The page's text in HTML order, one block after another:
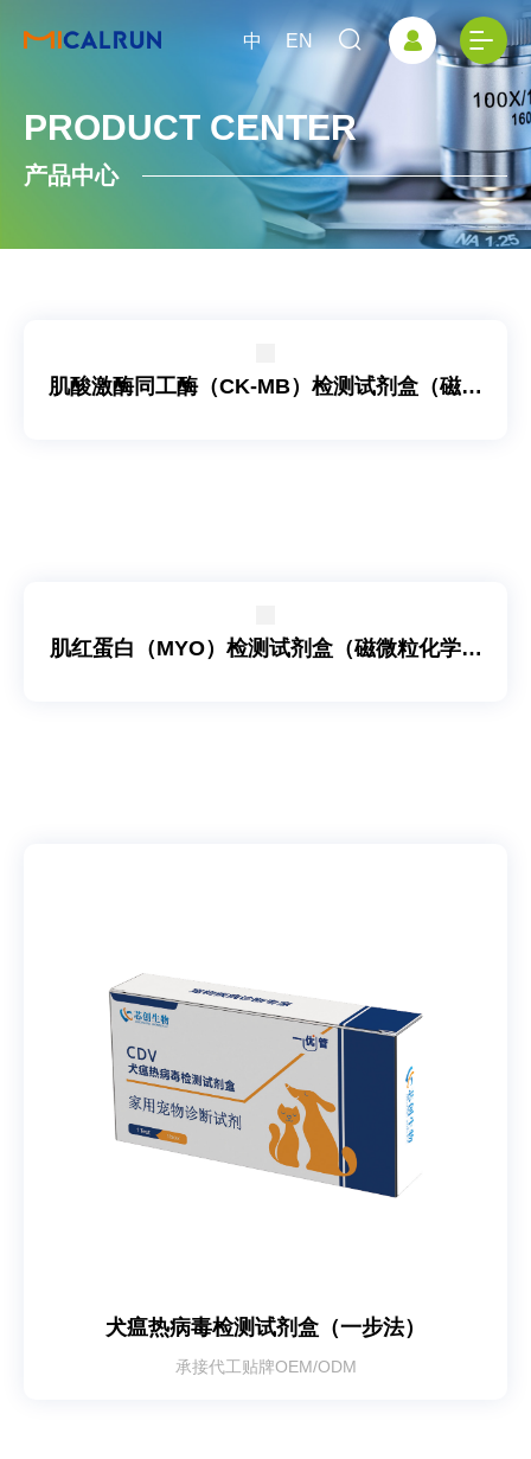
中 EN
PRODUCT CENTER
产品中心
肌酸激酶同工酶（CK-MB）检测试剂盒（磁微
肌红蛋白（MYO）检测试剂盒（磁微粒化学发
犬瘟热病毒检测试剂盒（一步法）
承接代工贴牌OEM/ODM